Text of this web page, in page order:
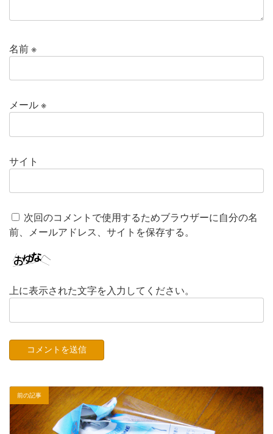
名前※
メール※
サイト
次回のコメントで使用するためブラウザーに自分の名
前、メールアドレス、サイトを保存する。
上に表示された文字を入力してください。
前の記事